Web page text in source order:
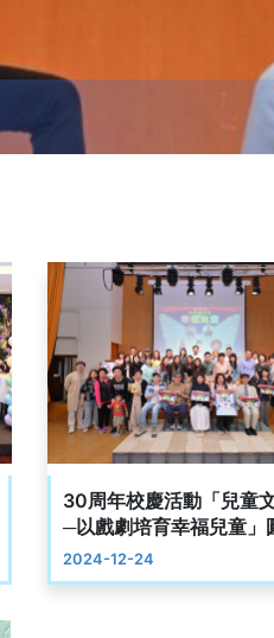
30周年校慶活動「兒童
─以戲劇培育幸福兒童」
行
2024-12-24